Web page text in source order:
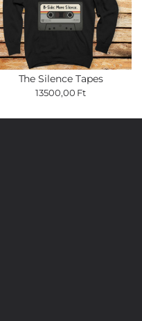
The Silence Tapes
13500,00 Ft